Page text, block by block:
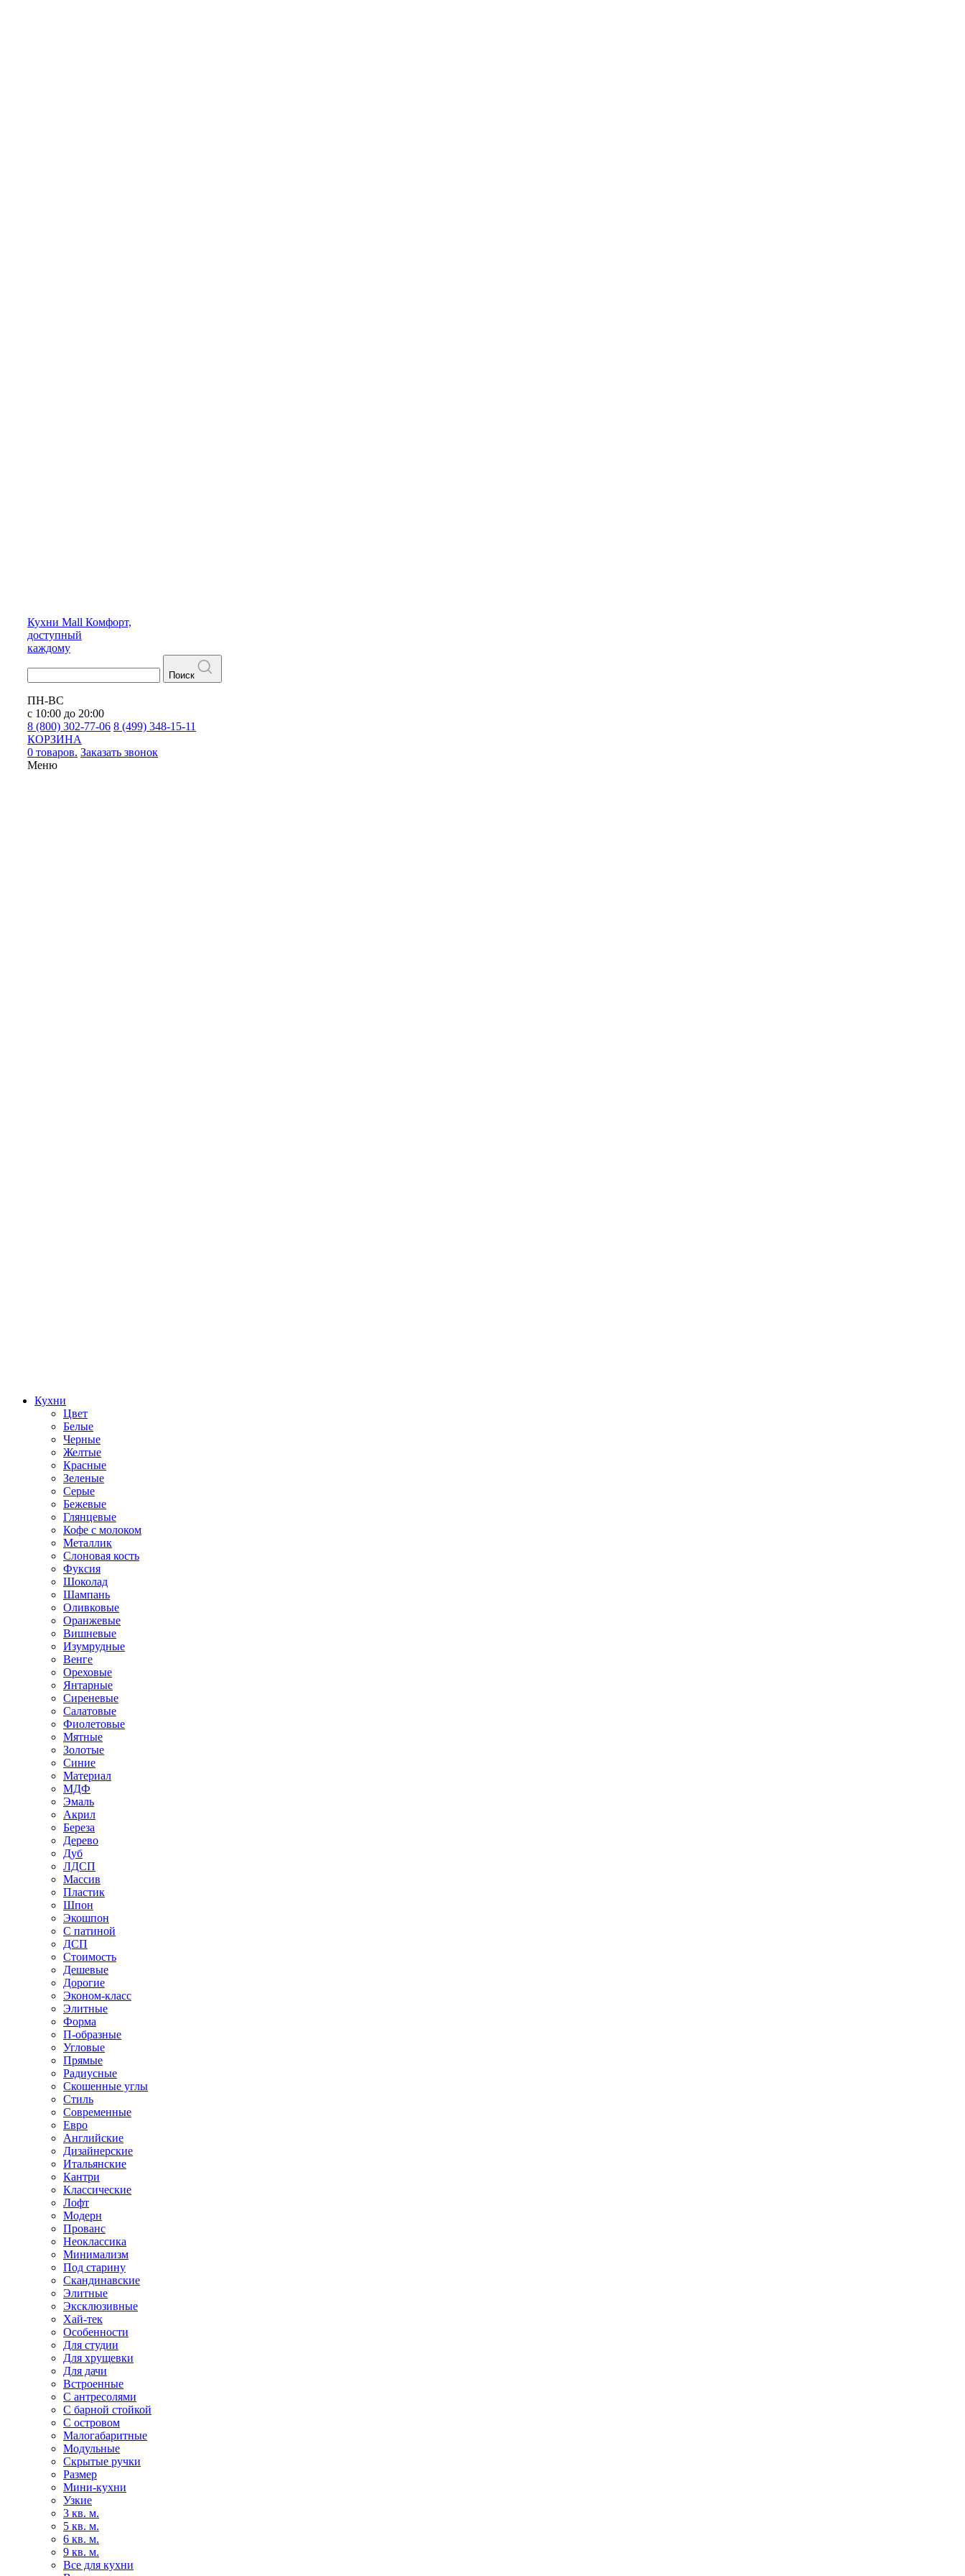
Кухни Mall Комфорт,
доступный
каждому
Поиск
ПН-ВС
с 10:00 до 20:00
8 (800) 302-77-06 8 (499) 348-15-11
КОРЗИНА
0 товаров. Заказать звонок
Меню
Кухни
Цвет
Белые
Черные
Желтые
Красные
Зеленые
Серые
Бежевые
Глянцевые
Кофе с молоком
Металлик
Слоновая кость
Фуксия
Шоколад
Шампань
Оливковые
Оранжевые
Вишневые
Изумрудные
Венге
Ореховые
Янтарные
Сиреневые
Салатовые
Фиолетовые
Мятные
Золотые
Синие
Материал
МДФ
Эмаль
Акрил
Береза
Дерево
Дуб
ЛДСП
Массив
Пластик
Шпон
Экошпон
С патиной
ДСП
Стоимость
Дешевые
Дорогие
Эконом-класс
Элитные
Форма
П-образные
Угловые
Прямые
Радиусные
Скошенные углы
Стиль
Современные
Евро
Английские
Дизайнерские
Итальянские
Кантри
Классические
Лофт
Модерн
Прованс
Неоклассика
Минимализм
Под старину
Скандинавские
Элитные
Эксклюзивные
Хай-тек
Особенности
Для студии
Для хрущевки
Для дачи
Встроенные
С антресолями
С барной стойкой
С островом
Малогабаритные
Модульные
Скрытые ручки
Размер
Мини-кухни
Узкие
3 кв. м.
5 кв. м.
6 кв. м.
9 кв. м.
Все для кухни